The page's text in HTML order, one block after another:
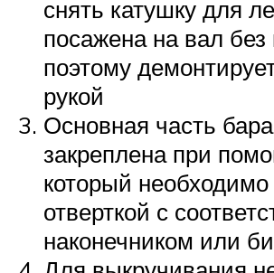
снять катушку для
посажена на вал без
поэтому
рукой
Основная часть
закреплена при
который необходимо
отверткой с
наконечником или